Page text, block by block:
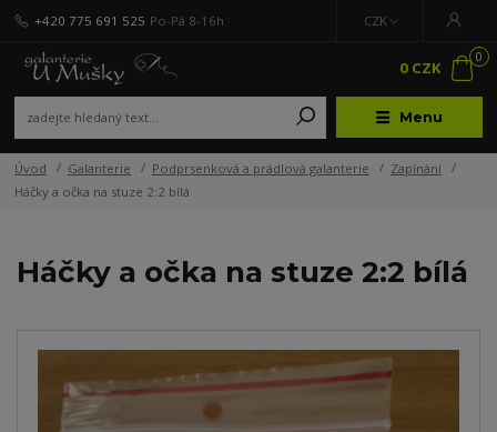
Menu
CZK
+420 775 691 525 Po-Pá 8-16h
0
0 CZK
Úvod Galanterie Podprsenková a prádlová galanterie
Zapínání
Háčky a očka na stuze 2:2 bílá
Háčky a očka na stuze 2:2 bílá